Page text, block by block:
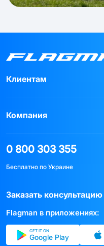
Клиентам
Компания
0 800 303 355
Бесплатно по Украине
Заказать консультацию
Flagman в приложениях:
GET IT ON
Google Play